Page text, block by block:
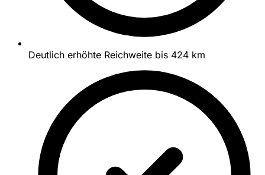
Deutlich erhöhte Reichweite bis 424 km